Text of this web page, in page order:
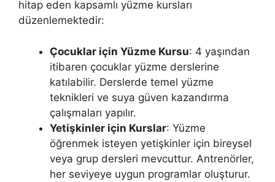
hitap eden kapsamlı yüzme kursları
düzenlemektedir:
Çocuklar için Yüzme Kursu: 4 yaşından
itibaren çocuklar yüzme derslerine
katılabilir. Derslerde temel yüzme
teknikleri ve suya güven kazandırma
çalışmaları yapılır.
Yetişkinler için Kurslar: Yüzme
öğrenmek isteyen yetişkinler için bireysel
veya grup dersleri mevcuttur. Antrenörler,
her seviyeye uygun programlar oluşturur.